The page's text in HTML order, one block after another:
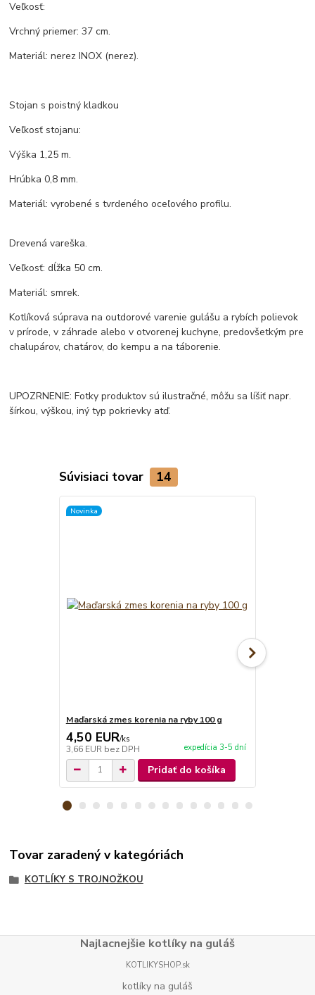
Veľkosť:
Vrchný priemer: 37 cm.
Materiál: nerez INOX (nerez).
Stojan s poistný kladkou
Veľkosť stojanu:
Výška 1,25 m.
Hrúbka 0,8 mm.
Materiál: vyrobené s tvrdeného oceľového profilu.
Drevená vareška.
Veľkosť: dĺžka 50 cm.
Materiál: smrek.
Kotlíková súprava na outdorové varenie gulášu a rybích polievok
v prírode, v záhrade alebo v otvorenej kuchyne, predovšetkým pre
chalupárov, chatárov, do kempu a na táborenie.
UPOZRNENIE: Fotky produktov sú ilustračné, môžu sa líšiť napr.
šírkou, výškou, iný typ pokrievky atď.
Súvisiaci tovar 14
Novinka
Maďarská zmes korenia na ryby 100 g
4,50 EUR/ks
3,66 EUR bez DPH expedícia 3-5 dní
Pridať do košíka
Tovar zaradený v kategóriách
KOTLÍKY S TROJNOŽKOU
Najlacnejšie kotlíky na guláš
KOTLIKYSHOP.sk
kotlíky na guláš